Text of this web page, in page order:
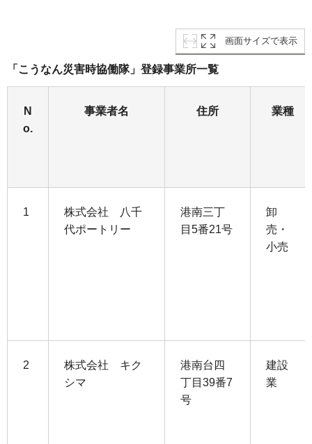
画面サイズで表示
「こうなん災害時協働隊」登録事業所一覧
N
o.
事業者名 住所 業種
1
株式会社 八千
代ポートリー
港南三丁
目5番21号
卸
売・
小売
2
株式会社 キク
シマ
港南台四
丁目39番7
号
建設
業